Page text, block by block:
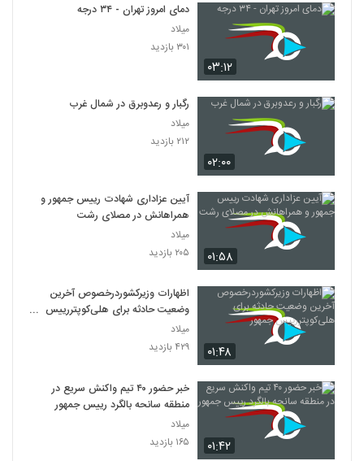
۰۳:۱۲
دمای امروز تهران - ۳۴ درجه
میلاد
۳۰۱ بازدید
۰۲:۰۰
رگبار و رعدوبرق در شمال غرب
میلاد
۲۱۲ بازدید
۰۱:۵۸
آیین عزاداری شهادت رییس جمهور و
همراهانش در مصلای رشت
میلاد
۲۰۵ بازدید
۰۱:۴۸
اظهارات وزیرکشوردرخصوص آخرین
وضعیت حادثه برای هلی‌کوپتررییس
جمهور
میلاد
۴۲۹ بازدید
۰۱:۴۲
خبر حضور ۴۰ تیم واکنش سریع در
منطقه سانحه بالگرد رییس جمهور
میلاد
۱۶۵ بازدید